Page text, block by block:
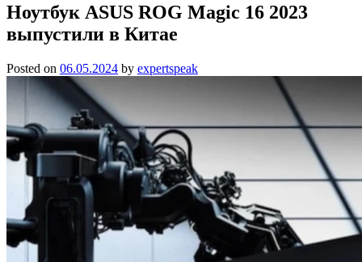
Ноутбук ASUS ROG Magic 16 2023
выпустили в Китае
Posted on 06.05.2024 by expertspeak